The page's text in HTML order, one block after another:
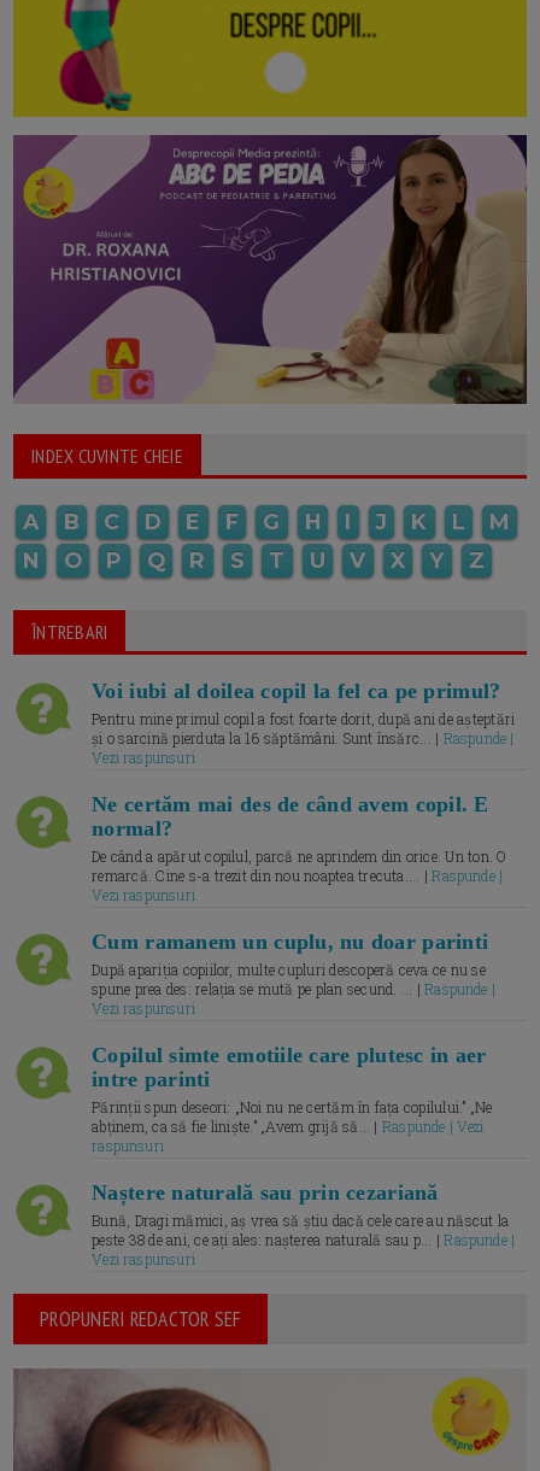
INDEX CUVINTE CHEIE
A B C D E F G H I J K L
M
N
O P Q R S T U V X Y Z
ÎNTREBARI
Voi iubi al doilea copil la fel ca pe primul?
Pentru mine primul copil a fost foarte dorit, după ani de așteptări
și o sarcină pierduta la 16 săptămâni. Sunt însărc... | Raspunde |
Vezi raspunsuri
Ne certăm mai des de când avem copil. E
normal?
De când a apărut copilul, parcă ne aprindem din orice. Un ton. O
remarcă. Cine s-a trezit din nou noaptea trecuta.... |Raspunde |
Vezi raspunsuri
Cum ramanem un cuplu, nu doar parinti
După apariția copiilor, multe cupluri descoperă ceva ce nu se
spune prea des: relația se mută pe plan secund. ... |Raspunde |
Vezi raspunsuri
Copilul simte emotiile care plutesc in aer
intre parinti
Părinții spun deseori: „Noi nu ne certăm în fața copilului.” „Ne
abținem, ca să fie liniște.” „Avem grijă să... | Raspunde | Vezi
raspunsuri
Naștere naturală sau prin cezariană
Bună, Dragi mămici, aș vrea să știu dacă cele care au născut la
peste 38 de ani, ce ați ales: nașterea naturală sau p... |Raspunde |
Vezi raspunsuri
PROPUNERI REDACTOR SEF